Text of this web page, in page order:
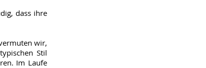
dass ihre
wir,
Stil
Im Laufe